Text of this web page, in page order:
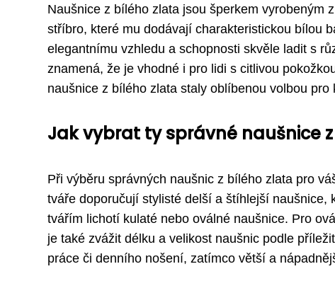
Naušnice z bílého zlata jsou šperkem vyrobeným
stříbro, které mu dodávají charakteristickou bílou
elegantnímu vzhledu a schopnosti skvěle ladit s
znamená, že je vhodné i pro lidi s citlivou
naušnice z bílého zlata staly oblíbenou volbou
Jak vybrat ty správné naušnice
Při výběru správných naušnic z bílého zlata pro
tváře doporučují stylisté delší a štíhlejší naušnice,
tvářím lichotí kulaté nebo oválné naušnice. Pro
je také zvážit délku a velikost naušnic podle
práce či denního nošení, zatímco větší a